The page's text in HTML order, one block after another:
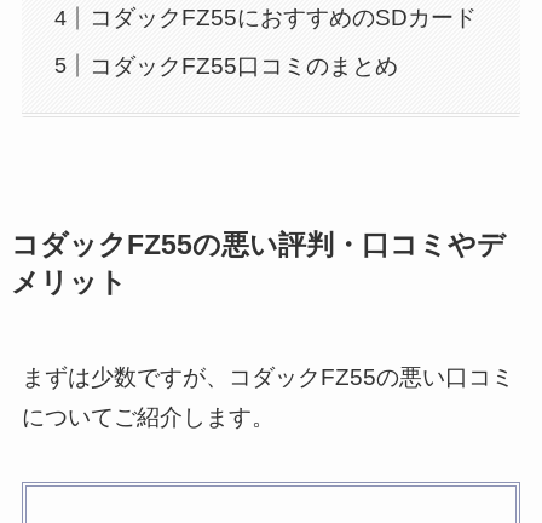
コダックFZ55におすすめのSDカード
コダックFZ55口コミのまとめ
コダックFZ55の悪い評判・口コミやデ
メリット
まずは少数ですが、コダックFZ55の悪い口コミ
についてご紹介します。